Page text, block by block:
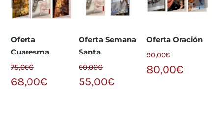
Oferta
Cuaresma
75,00€
68,00€
Oferta Semana
Santa
60,00€
55,00€
Oferta Oración
90,00€
80,00€